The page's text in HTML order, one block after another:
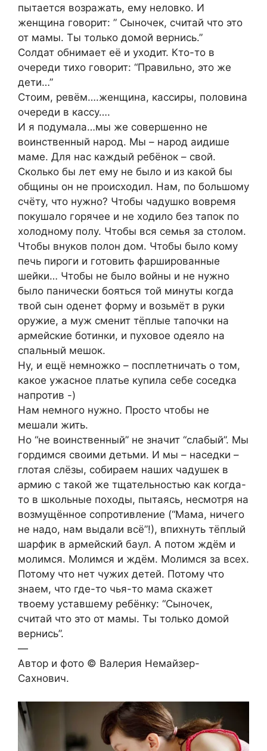
пытается возражать, ему неловко. И
женщина говорит: ” Сыночек, считай что это
от мамы. Ты только домой вернись.”
Солдат обнимает её и уходит. Кто-то в
очереди тихо говорит: “Правильно, это же
дети…”
Стоим, ревём….женщина, кассиры, половина
очереди в кассу….
И я подумала…мы же совершенно не
воинственный народ. Мы – народ аидише
маме. Для нас каждый ребёнок – свой.
Сколько бы лет ему не было и из какой бы
общины он не происходил. Нам, по большому
счёту, что нужно? Чтобы чадушко вовремя
покушало горячее и не ходило без тапок по
холодному полу. Чтобы вся семья за столом.
Чтобы внуков полон дом. Чтобы было кому
печь пироги и готовить фаршированные
шейки… Чтобы не было войны и не нужно
было панически бояться той минуты когда
твой сын оденет форму и возьмёт в руки
оружие, а муж сменит тёплые тапочки на
армейские ботинки, и пуховое одеяло на
спальный мешок.
Ну, и ещё немножко – посплетничать о том,
какое ужасное платье купила себе соседка
напротив -)
Нам немного нужно. Просто чтобы не
мешали жить.
Но “не воинственный” не значит “слабый”. Мы
гордимся своими детьми. И мы – наседки –
глотая слёзы, собираем наших чадушек в
армию с такой же тщательностью как когда-
то в школьные походы, пытаясь, несмотря на
возмущённое сопротивление (“Мама, ничего
не надо, нам выдали всё”!), впихнуть тёплый
шарфик в армейский баул. А потом ждём и
молимся. Молимся и ждём. Молимся за всех.
Потому что нет чужих детей. Потому что
знаем, что где-то чья-то мама скажет
твоему уставшему ребёнку: “Сыночек,
считай что это от мамы. Ты только домой
вернись”.
—
Автор и фото © Валерия Немайзер-
Сахнович.